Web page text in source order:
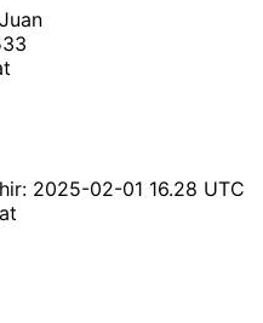
2025-02-01 16.28 UTC